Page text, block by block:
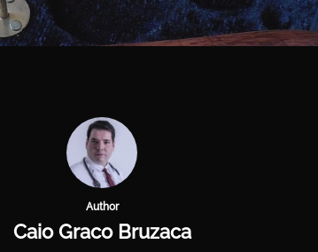
Author
Caio Graco Bruzaca